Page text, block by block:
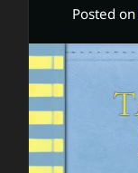
Posted on